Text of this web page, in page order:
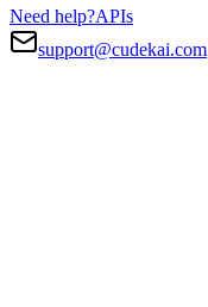
Need help?APIs
support@cudekai.com